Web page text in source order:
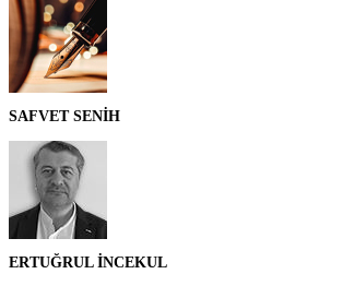
SAFVET SENİH
ERTUĞRUL İNCEKUL